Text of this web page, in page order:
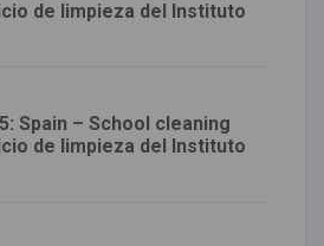
de limpieza del Instituto
Spain – School cleaning
de limpieza del Instituto